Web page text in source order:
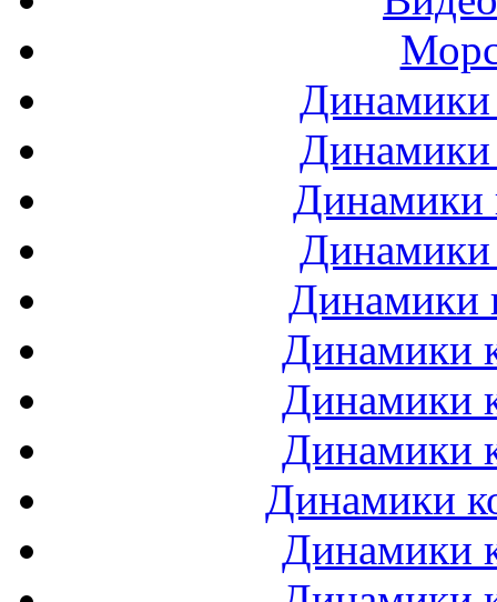
Динамики
Динамики
Динамики
Динамики
Динамики
Динамики
Динамики
Динамики
Динамики
Динамики